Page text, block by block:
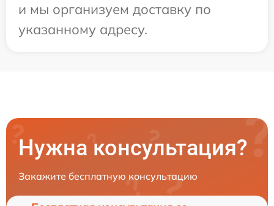
и мы организуем доставку по
указанному адресу.
Нужна консультация?
Закажите бесплатную консультацию